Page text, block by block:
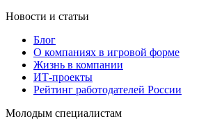
Новости и статьи
Блог
О компаниях в игровой форме
Жизнь в компании
ИТ-проекты
Рейтинг работодателей России
Молодым специалистам